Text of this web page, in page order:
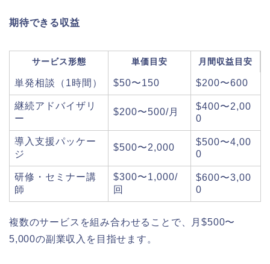
期待できる収益
サービス形態 単価目安 月間収益目安
単発相談（1時間） $50〜150 $200〜600
継続アドバイザリ
ー
$200〜500/月
$400〜2,00
0
導入支援パッケー
ジ
$500〜2,000
$500〜4,00
0
研修・セミナー講
師
$300〜1,000/
回
$600〜3,00
0
複数のサービスを組み合わせることで、月$500〜
5,000の副業収入を目指せます。